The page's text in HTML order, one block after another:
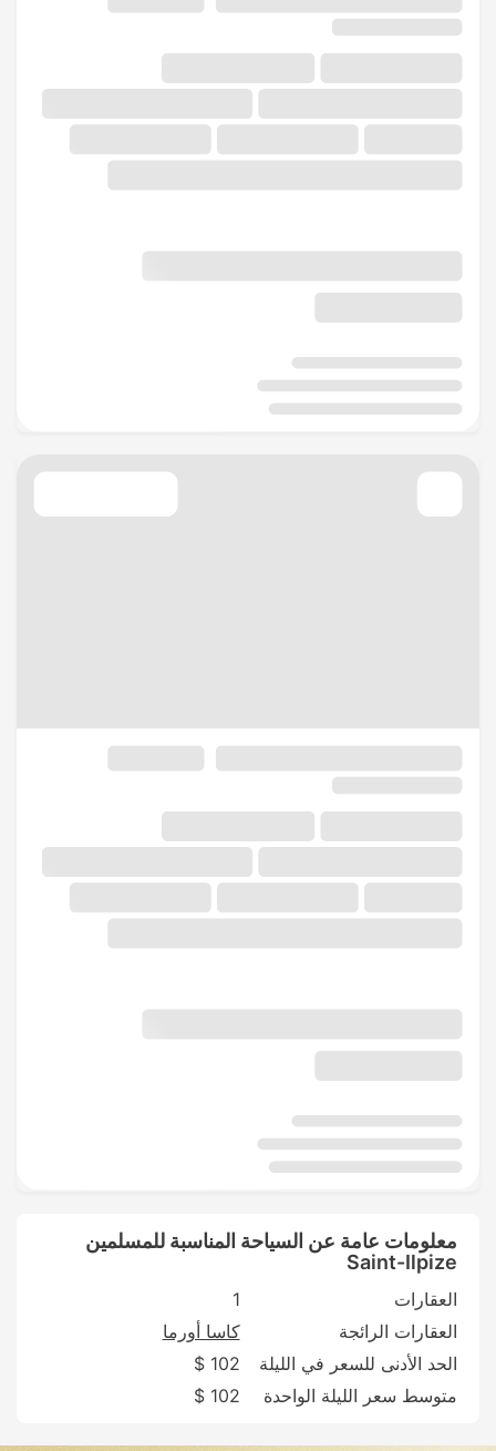
معلومات عامة عن السياحة المناسبة للمسلمين
Saint-Ilpize
العقارات
1
العقارات الرائجة
كاسا أورما
الحد الأدنى للسعر في الليلة
102 $
متوسط سعر الليلة الواحدة
102 $